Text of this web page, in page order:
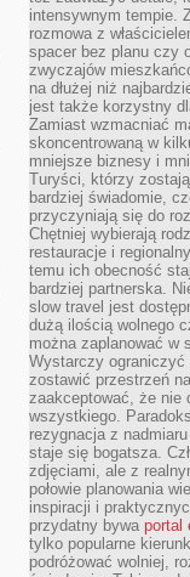
intensywnym tempie.
rozmowa z
spacer bez planu czy
zwyczajów
na dłużej niż
jest także korzystny
Zamiast wzmacniać
skoncentrowaną w
mniejsze biznesy i
Turyści, którzy
bardziej świadomie,
przyczyniają się do
Chętniej wybierają
restauracje i
temu ich obecność
bardziej partnerska.
slow travel jest
dużą ilością wolnego
można zaplanować w
Wystarczy ograniczyć
zostawić przestrzeń
zaakceptować, że nie
wszystkiego.
rezygnacja z
staje się bogatsza.
zdjęciami, ale z
połowie planowania
inspiracji i
przydatny bywa portal
tylko popularne
podróżować wolniej,